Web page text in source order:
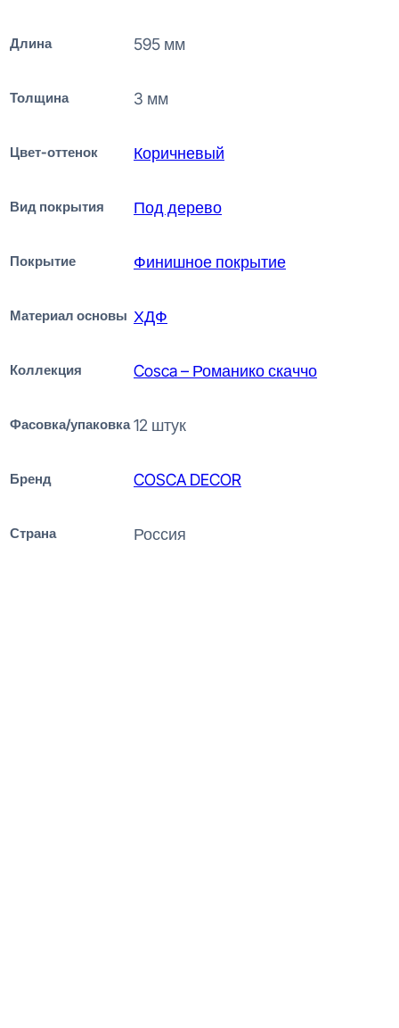
Длина 595 мм
Толщина 3 мм
Цвет-оттенок Коричневый
Вид покрытия Под дерево
Покрытие Финишное покрытие
Материал основы ХДФ
Коллекция Cosca – Романико скаччо
Фасовка/упаковка 12 штук
Бренд COSCA DECOR
Страна Россия